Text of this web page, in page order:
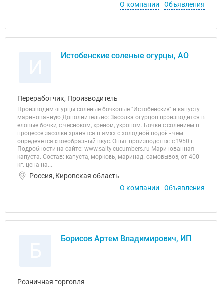
О компании
Объявления
Истобенские соленые огурцы, АО
Переработчик, Производитель
Производим огурцы соленые бочковые "Истобенские" и капусту
маринованную Дополнительно: Засолка огурцов производится в
еловые бочки, с чесноком, хреном, укропом. Бочки с солением в
процессе засолки хранятся в ямах с холодной водой - чем
опредеяется своеобразный вкус. Опыт производства: с 1950 г.
Подробности на сайте: www.salty-cucumbers.ru Маринованная
капуста. Состав: капуста, морковь, маринад. самовывоз, от 400
кг. цена на...
Россия, Кировская область
О компании
Объявления
Борисов Артем Владимирович, ИП
Розничная торговля